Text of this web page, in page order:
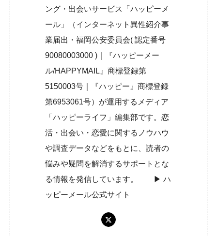
ング・出会いサービス「ハッピーメ
ール」（インターネット異性紹介事
業届出・福岡公安委員会( 認定番号
90080003000 )｜『ハッピーメー
ル/HAPPYMAIL』商標登録第
5150003号｜『ハッピー』商標登録
第6953061号）が運用するメディア
「ハッピーライフ」編集部です。恋
活・出会い・恋愛に関するノウハウ
や調査データなどをもとに、読者の
悩みや疑問を解消するサポートとな
る情報を発信しています。 ▶︎ハ
ッピーメール公式サイト